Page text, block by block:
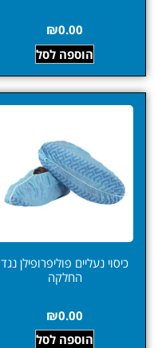
₪0.00
הוספה לסל
כיסוי נעליים פוליפרופילן נגד
החלקה
₪0.00
הוספה לסל